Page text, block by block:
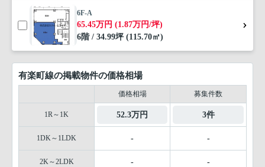
6F-A
65.45万円 (1.87万円/坪)
6階 / 34.99坪 (115.70㎡)
有楽町線の掲載物件の価格相場
価格相場 募集件数
1R～1K 52.3万円 3件
1DK～1LDK - -
2K～2LDK - -